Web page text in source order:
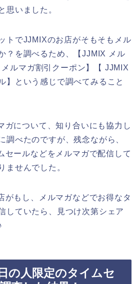
思いました。
トでJJMIXのお店がそもそもメル
？を調べるため、【JJMIX メル
ルマガ割引クーポン】【 JJMIX
】という感じで調べてみること
ガについて、知り合いにも協力し
調べたのですが、残念ながら、
セールなどをメルマガで配信して
ませんでした。
がもし、メルマガなどでお得なタ
していたら、見つけ次第シェア
の人限定のタイムセ